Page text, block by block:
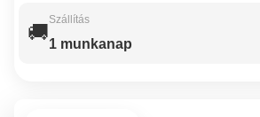
🚚
Szállítás
1 munkanap